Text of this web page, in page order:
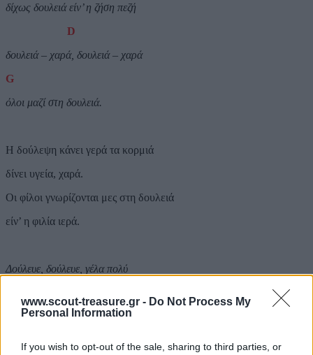
www.scout-treasure.gr - Do Not Process My
Personal Information
If you wish to opt-out of the sale, sharing to third parties, or
δίχως δουλειά είν’ η ζήση πεζή
D
δουλειά – χαρά, δουλειά – χαρά
G
όλοι μαζί στη δουλειά.
Η δούλεψη κάνει γερά τα κορμιά
δίνει υγεία, χαρά.
Οι φίλοι γνωρίζονται μες στη δουλειά
είν’ η φιλία ιερά.
Δούλευε, δούλευε, γέλα πολύ
δουλειά – χαρά, δουλειά – χαρά